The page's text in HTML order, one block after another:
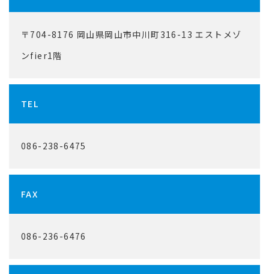
〒704-8176 岡山県岡山市中川町316-13 エストメゾ
ンfier1階
TEL
086-238-6475
FAX
086-236-6476